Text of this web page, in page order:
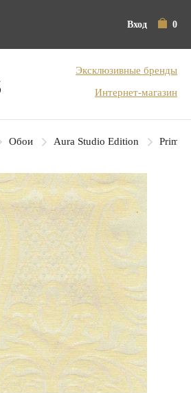
Вход 0
Эксклюзивные бренды
Интернет-магазин
Обои Aura Studio Edition